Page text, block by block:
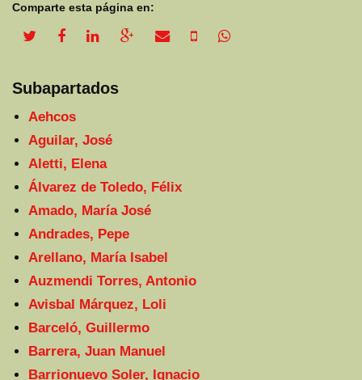
Comparte esta página en:
Subapartados
Aehcos
Aguilar, José
Aletti, Elena
Álvarez de Toledo, Félix
Amado, María José
Andrades, Pepe
Arellano, María Isabel
Auzmendi Torres, Antonio
Avisbal Márquez, Loli
Barceló, Guillermo
Barrera, Juan Manuel
Barrionuevo Soler, Ignacio